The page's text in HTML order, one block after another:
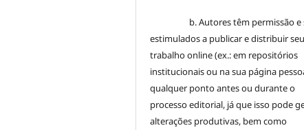
b. Autores têm permissão e
estimulados a publicar e distribuir seu
trabalho online (ex.: em repositórios
institucionais ou na sua página
qualquer ponto antes ou durante o
processo editorial, já que isso pode
alterações produtivas, bem como